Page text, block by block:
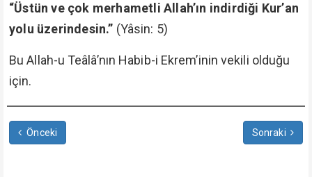
“Üstün ve çok merhametli Allah’ın indirdiği Kur’an
yolu üzerindesin.” (Yâsin: 5)
Bu Allah-u Teâlâ’nın Habib-i Ekrem’inin vekili olduğu
için.
Önceki Sonraki